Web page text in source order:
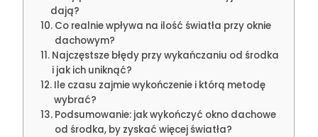
dają?
Co realnie wpływa na ilość światła przy oknie
dachowym?
Najczęstsze błędy przy wykańczaniu od środka
i jak ich uniknąć?
Ile czasu zajmie wykończenie i którą metodę
wybrać?
Podsumowanie: jak wykończyć okno dachowe
od środka, by zyskać więcej światła?